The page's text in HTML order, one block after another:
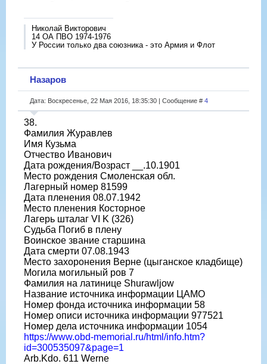
Николай Викторович
14 ОА ПВО 1974-1976
У России только два союзника - это Армия и Флот
Назаров
Дата: Воскресенье, 22 Мая 2016, 18:35:30 | Сообщение # 4
38.
Фамилия Журавлев
Имя Кузьма
Отчество Иванович
Дата рождения/Возраст __.10.1901
Место рождения Смоленская обл.
Лагерный номер 81599
Дата пленения 08.07.1942
Место пленения Косторное
Лагерь шталаг VI K (326)
Судьба Погиб в плену
Воинское звание старшина
Дата смерти 07.08.1943
Место захоронения Верне (цыганское кладбище)
Могила могильный ров 7
Фамилия на латинице Shurawljow
Название источника информации ЦАМО
Номер фонда источника информации 58
Номер описи источника информации 977521
Номер дела источника информации 1054
https://www.obd-memorial.ru/html/info.htm?
id=300535097&page=1
Arb.Kdo. 611 Werne